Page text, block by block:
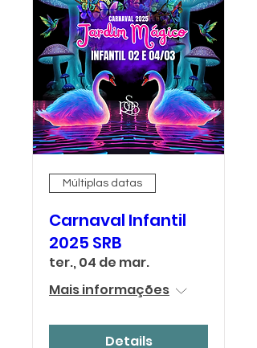
Múltiplas datas
Carnaval Infantil
2025 SRB
ter., 04 de mar.
Mais informações
Details